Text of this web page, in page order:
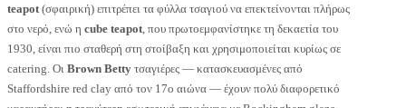
teapot (σφαιρική) επιτρέπει τα φύλλα τσαγιού να επεκτείνονται πλήρως
στο νερό, ενώ η cube teapot , που πρωτοεμφανίστηκε τη δεκαετία του
1930, είναι πιο σταθερή στη στοίβαξη και χρησιμοποιείται κυρίως σε
catering. Οι Brown Betty τσαγιέρες — κατασκευασμένες από
Staffordshire red clay από τον 17ο αιώνα — έχουν πολύ διαφορετικό